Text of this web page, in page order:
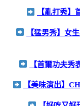
【亂打秀】
【猛男秀】女
【首爾功夫秀
【美味演出】